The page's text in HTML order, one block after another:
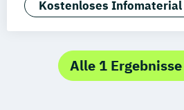
Dualer MBA Health Care
Fitnesswissenschaft und
Kostenloses Infomaterial
Alle 1